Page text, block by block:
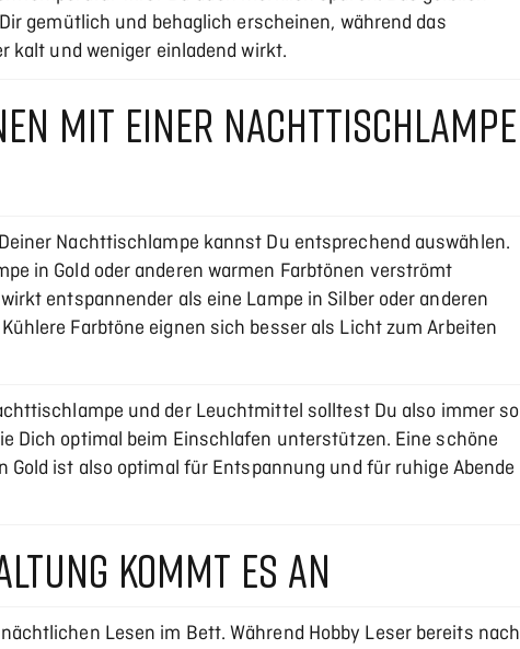
gemütlich und behaglich erscheinen, während das
kalt und weniger einladend wirkt.
MIT EINER NACHTTISCHLAMPE
Nachttischlampe kannst Du entsprechend auswählen.
in Gold oder anderen warmen Farbtönen verströmt
entspannender als eine Lampe in Silber oder anderen
Farbtöne eignen sich besser als Licht zum Arbeiten
und der Leuchtmittel solltest Du also immer so
Dich optimal beim Einschlafen unterstützen. Eine schöne
Gold ist also optimal für Entspannung und für ruhige Abende
KOMMT ES AN
Lesen im Bett. Während Hobby Leser bereits nach